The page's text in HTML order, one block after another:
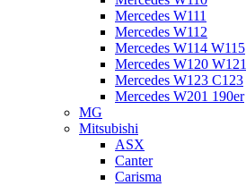
Mercedes W111
Mercedes W112
Mercedes W114 W115
Mercedes W120 W121
Mercedes W123 C123
Mercedes W201 190er
MG
Mitsubishi
ASX
Canter
Carisma